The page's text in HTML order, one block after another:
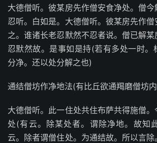
大德僧听。彼某房先作僧安食净处。僧
忍听。白如是。大德僧听。彼某房先作
之。谁诸长老忍默然不忍者说。僧已解
忍默然故。是事如是持(若有多处一时。
分净。还以处分解之也)
通结僧坊作净地法(有比丘欲通羯磨僧坊
大德僧听。此一住处共住布萨共得施僧
处(有云。除某处者。谓除净地。故知
云。除者谓僧住处。为通结故。所以言